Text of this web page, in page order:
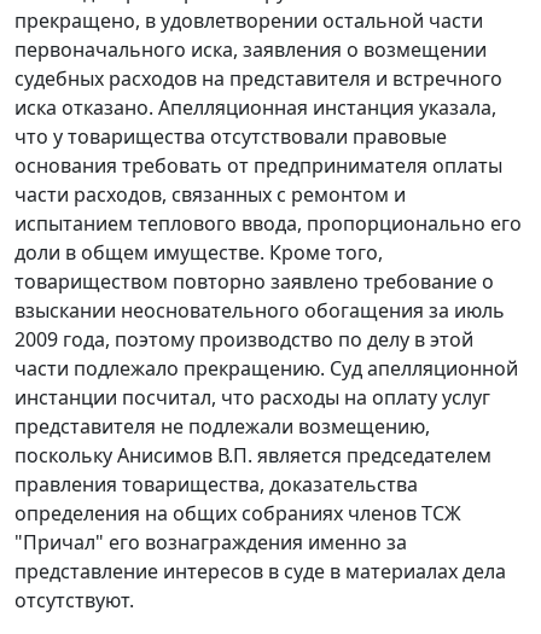
прекращено, в удовлетворении остальной части
первоначального иска, заявления о возмещении
судебных расходов на представителя и встречного
иска отказано. Апелляционная инстанция указала,
что у товарищества отсутствовали правовые
основания требовать от предпринимателя оплаты
части расходов, связанных с ремонтом и
испытанием теплового ввода, пропорционально его
доли в общем имуществе. Кроме того,
товариществом повторно заявлено требование о
взыскании неосновательного обогащения за июль
2009 года, поэтому производство по делу в этой
части подлежало прекращению. Суд апелляционной
инстанции посчитал, что расходы на оплату услуг
представителя не подлежали возмещению,
поскольку Анисимов В.П. является председателем
правления товарищества, доказательства
определения на общих собраниях членов ТСЖ
"Причал" его вознаграждения именно за
представление интересов в суде в материалах дела
отсутствуют.